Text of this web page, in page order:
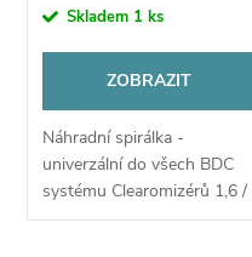
cena:Skladem 1 ks
ZOBRAZIT
Náhradní spirálka -
univerzální do všech BDC
systému Clearomizérů 1,6 /
1,8 / 2,1 ohm - kompatibilni